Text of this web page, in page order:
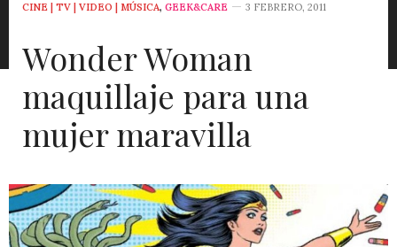
CINE | TV | VIDEO | MÚSICA, GEEK&CARE 3 FEBRERO, 2011
Wonder Woman
maquillaje para una
mujer maravilla